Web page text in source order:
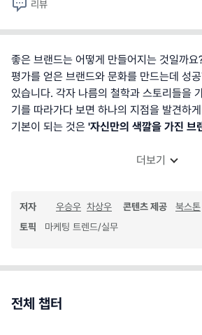
리뷰
좋은 브랜드는 어떻게 만들어지는 것일까
평가를 얻은 브랜드와 문화를 만드는데 성
있습니다. 각자 나름의 철학과 스토리들을
기를 따라가다 보면 하나의 지점을 발견하
기본이 되는 것은 '자신만의 색깔을 가진 브
더보기
저자 우승우 차상우 콘텐츠 제공
북스톤
토픽
마케팅 트렌드/실무
전체 챕터